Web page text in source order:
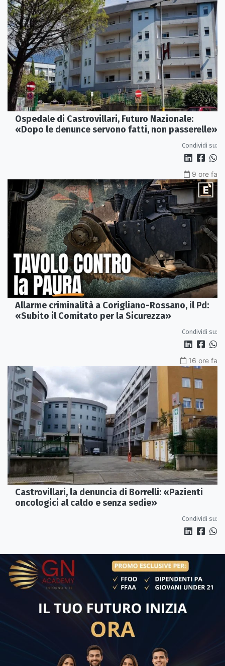
Ospedale di Castrovillari, Futuro Nazionale:
«Dopo le denunce servono fatti, non passerelle»
Condividi su:
9 ore fa
Allarme criminalità a Corigliano-Rossano, il Pd:
«Subito il Comitato per la Sicurezza»
Condividi su:
16 ore fa
Castrovillari, la denuncia di Borrelli: «Pazienti
oncologici al caldo e senza sedie»
Condividi su: